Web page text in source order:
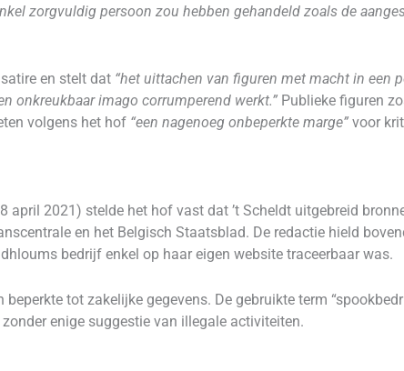
zorgvuldig persoon zou hebben gehandeld zoals de
en stelt dat “het uittachen van figuren met macht in een
onkreukbaar imago corrumperend werkt.”Publieke figuren
volgens het hof “een nagenoeg onbeperkte marge”voor
2021) stelde het hof vast dat ’t Scheldt uitgebreid
en het Belgisch Staatsblad. De redactie hield
bedrijf enkel op haar eigen website traceerbaar was.
tot zakelijke gegevens. De gebruikte term
enige suggestie van illegale activiteiten.